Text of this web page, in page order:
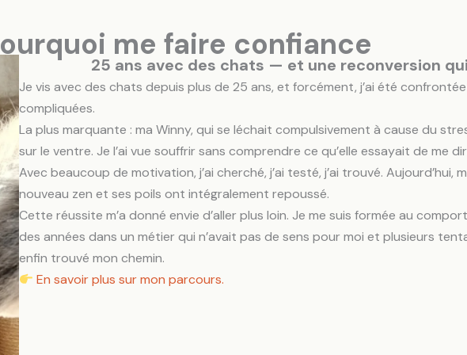
me faire confiance
25 ans avec des chats — et une reconversion
Je vis avec des chats depuis plus de 25 ans, et forcément, j’ai été
compliquées.
La plus marquante : ma Winny, qui se léchait compulsivement à cause du
sur le ventre. Je l’ai vue souffrir sans comprendre ce qu’elle essayait de me
Avec beaucoup de motivation, j’ai cherché, j’ai testé, j’ai trouvé. Aujourd’hui,
nouveau zen et ses poils ont intégralement repoussé.
Cette réussite m’a donné envie d’aller plus loin. Je me suis formée au
des années dans un métier qui n’avait pas de sens pour moi et plusieurs
enfin trouvé mon chemin.
En savoir plus sur mon parcours.